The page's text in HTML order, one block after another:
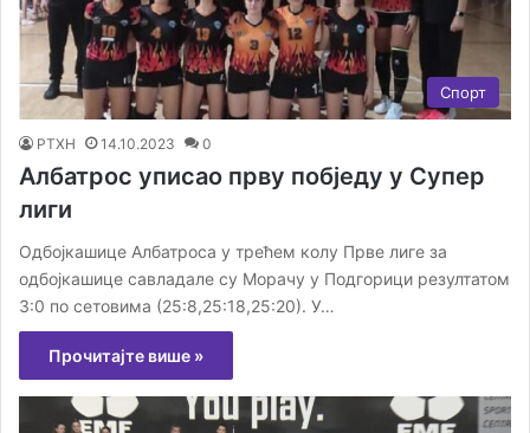
Спорт
РТХН 14.10.2023 0
Албатрос уписао прву побједу у Супер
лиги
Одбојкашице Албатроса у трећем колу Прве лиге за
одбојкашице савладале су Морачу у Подгорици резултатом
3:0 по сетовима (25:8,25:18,25:20). У…
Прочитајте више »